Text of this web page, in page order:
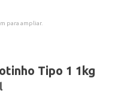
para ampliar.
Tipo 1 1kg